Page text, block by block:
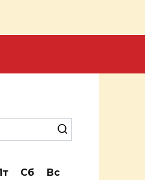
Сб
Вс